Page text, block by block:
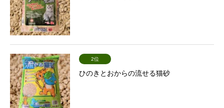
2位
ひのきとおからの流せる猫砂